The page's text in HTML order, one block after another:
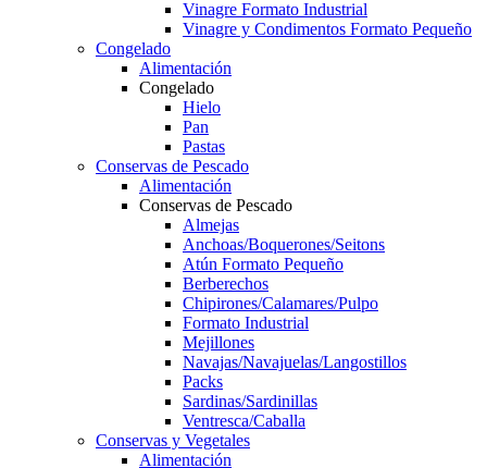
Vinagre Formato Industrial
Vinagre y Condimentos Formato Pequeño
Congelado
Alimentación
Congelado
Hielo
Pan
Pastas
Conservas de Pescado
Alimentación
Conservas de Pescado
Almejas
Anchoas/Boquerones/Seitons
Atún Formato Pequeño
Berberechos
Chipirones/Calamares/Pulpo
Formato Industrial
Mejillones
Navajas/Navajuelas/Langostillos
Packs
Sardinas/Sardinillas
Ventresca/Caballa
Conservas y Vegetales
Alimentación